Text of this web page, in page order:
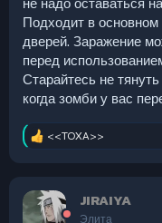
не надо оставаться
Подходит в основном
дверей. Заражение
перед
Старайтесь не
когда зомби у вас
Р
и
<<TOXA>>
JIRAIYA
Элита